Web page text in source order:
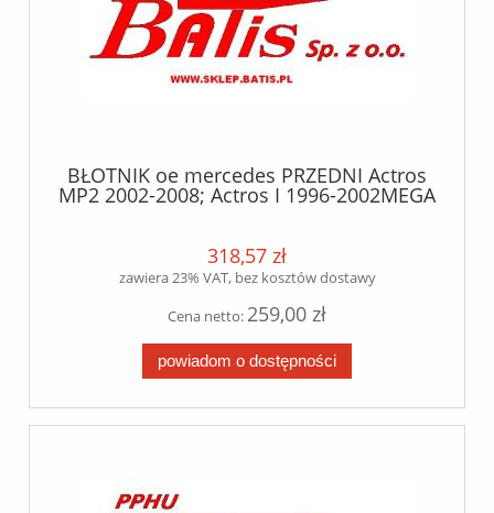
BŁOTNIK oe mercedes PRZEDNI Actros
MP2 2002-2008; Actros I 1996-2002MEGA
318,57 zł
zawiera 23% VAT, bez kosztów dostawy
Cena netto: 259,00 zł
powiadom o dostępności